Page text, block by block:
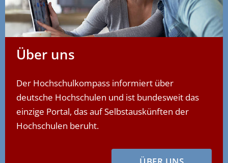
Über uns
Der Hochschulkompass informiert über
deutsche Hochschulen und ist bundesweit das
einzige Portal, das auf Selbstauskünften der
Hochschulen beruht.